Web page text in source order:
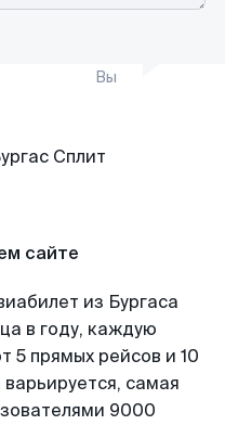
Вы
сайте
из Бургаса
в году, каждую
5 прямых рейсов и 10
самая
9000